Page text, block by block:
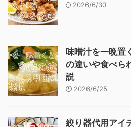
2026/6/30
味噌汁を一晩置
の違いや食べら
説
2026/6/25
絞り器代用アイ